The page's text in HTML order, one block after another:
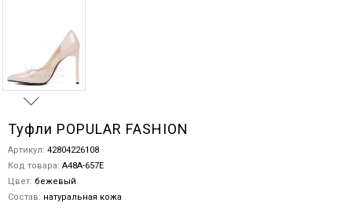
Туфли POPULAR FASHION
Артикул: 42804226108
Код товара: A48A-657E
Цвет: бежевый
Состав: натуральная кожа